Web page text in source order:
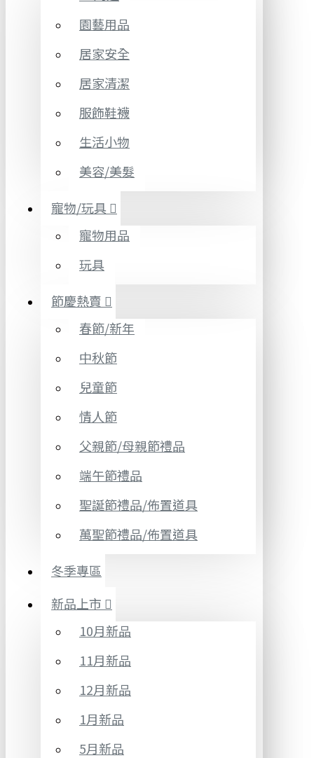
園藝用品
居家安全
居家清潔
服飾鞋襪
生活小物
美容/美髮
寵物/玩具
寵物用品
玩具
節慶熱賣
春節/新年
中秋節
兒童節
情人節
父親節/母親節禮品
端午節禮品
聖誕節禮品/佈置道具
萬聖節禮品/佈置道具
冬季專區
新品上市
10月新品
11月新品
12月新品
1月新品
5月新品